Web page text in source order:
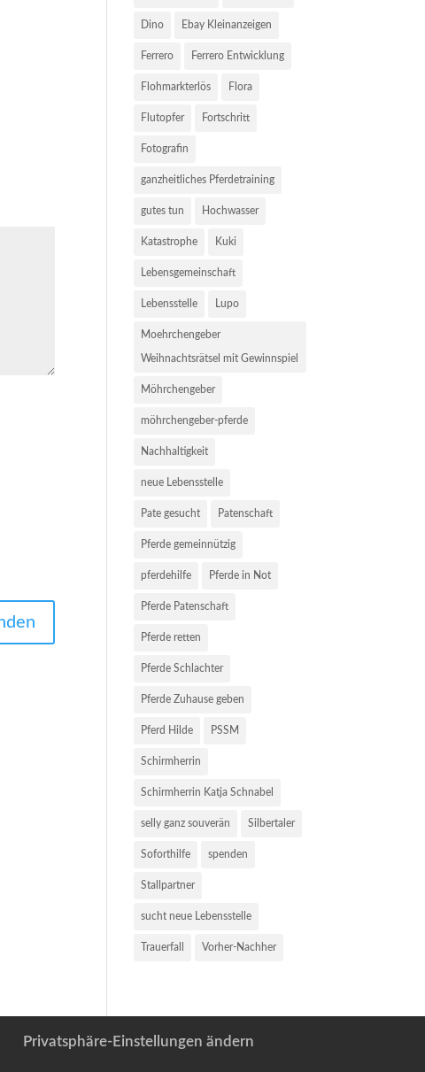
Dino Ebay Kleinanzeigen
Ferrero Ferrero Entwicklung
Flohmarkterlös Flora
Flutopfer Fortschritt
Fotografin
ganzheitliches Pferdetraining
gutes tun Hochwasser
Katastrophe Kuki
Lebensgemeinschaft
Lebensstelle Lupo
Moehrchengeber
Weihnachtsrätsel mit Gewinnspiel
Möhrchengeber
möhrchengeber-pferde
Nachhaltigkeit
neue Lebensstelle
Pate gesucht Patenschaft
Pferde gemeinnützig
pferdehilfe Pferde in Not
Pferde Patenschaft
Pferde retten
Pferde Schlachter
Pferde Zuhause geben
Pferd Hilde PSSM
Schirmherrin
Schirmherrin Katja Schnabel
selly ganz souverän Silbertaler
Soforthilfe spenden
Stallpartner
sucht neue Lebensstelle
Trauerfall Vorher-Nachher
Privatsphäre-Einstellungen ändern